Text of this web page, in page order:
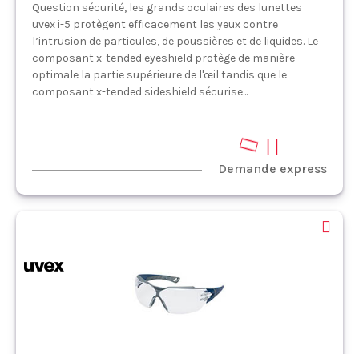
Question sécurité, les grands oculaires des lunettes
uvex i-5 protègent efficacement les yeux contre
l’intrusion de particules, de poussières et de liquides. Le
composant x-tended eyeshield protège de manière
optimale la partie supérieure de l'œil tandis que le
composant x-tended sideshield sécurise...
Demande express